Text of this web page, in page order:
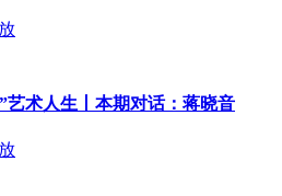
艺术人生丨本期对话：蒋晓音